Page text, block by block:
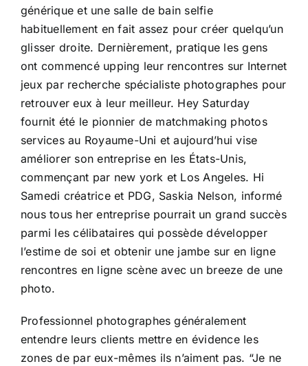
générique et une salle de bain selfie
habituellement en fait assez pour créer quelqu’un
glisser droite. Dernièrement, pratique les gens
ont commencé upping leur rencontres sur Internet
jeux par recherche spécialiste photographes pour
retrouver eux à leur meilleur. Hey Saturday
fournit été le pionnier de matchmaking photos
services au Royaume-Uni et aujourd’hui vise
améliorer son entreprise en les États-Unis,
commençant par new york et Los Angeles. Hi
Samedi créatrice et PDG, Saskia Nelson, informé
nous tous her entreprise pourrait un grand succès
parmi les célibataires qui possède développer
l’estime de soi et obtenir une jambe sur en ligne
rencontres en ligne scène avec un breeze de une
photo.
Professionnel photographes généralement
entendre leurs clients mettre en évidence les
zones de par eux-mêmes ils n’aiment pas. “Je ne